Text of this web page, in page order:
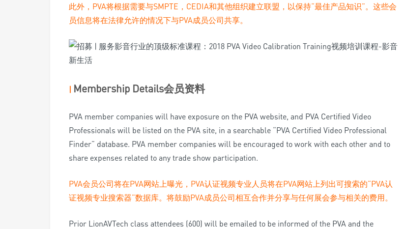
此外，PVA将根据需要与SMPTE，CEDIA和其他组织建立联盟，以保持“最佳产品知识”。这些会
员信息将在法律允许的情况下与PVA成员公司共享。
Membership Details会员资料
PVA member companies will have exposure on the PVA website, and PVA Certified Video
Professionals will be listed on the PVA site, in a searchable “PVA Certified Video Professional
Finder” database. PVA member companies will be encouraged to work with each other and to
share expenses related to any trade show participation.
PVA会员公司将在PVA网站上曝光，PVA认证视频专业人员将在PVA网站上列出可搜索的“PVA认
证视频专业搜索器”数据库。将鼓励PVA成员公司相互合作并分享与任何展会参与相关的费用。
Prior LionAVTech class attendees (600) will be emailed to be informed of the PVA and the